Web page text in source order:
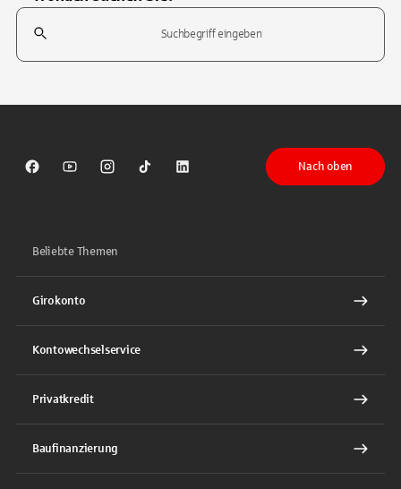
Suchfeld
Sparkasse auf Facebook
Sparkasse auf Youtube
Sparkasse auf Instagram
Sparkasse auf TikTok
Sparkasse auf LinkedIn
Nach oben
Beliebte Themen
Girokonto
Kontowechselservice
Privatkredit
Baufinanzierung